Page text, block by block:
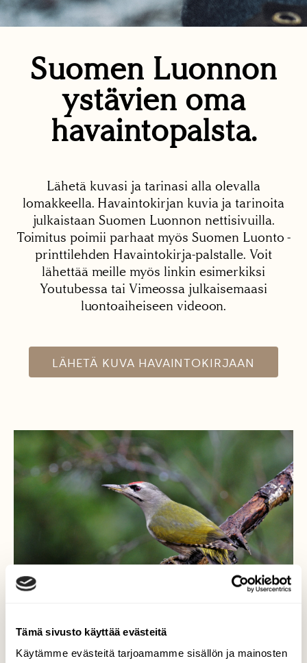
Tämä sivusto käyttää evästeitä
Käytämme evästeitä tarjoamamme sisällön ja mainosten
Suomen Luonnon
ystävien oma
havaintopalsta.
Lähetä kuvasi ja tarinasi alla olevalla
lomakkeella. Havaintokirjan kuvia ja tarinoita
julkaistaan Suomen Luonnon nettisivuilla.
Toimitus poimii parhaat myös Suomen Luonto -
printtilehden Havaintokirja-palstalle. Voit
lähettää meille myös linkin esimerkiksi
Youtubessa tai Vimeossa julkaisemaasi
luontoaiheiseen videoon.
LÄHETÄ KUVA HAVAINTOKIRJAAN